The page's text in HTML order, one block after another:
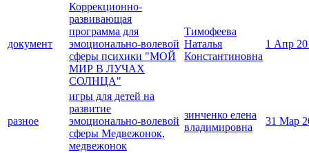
документ
Коррекционно-
развивающая
программа для
эмоционально-волевой
сферы психики "МОЙ
МИР В ЛУЧАХ
СОЛНЦА"
Тимофеева
Наталья
Константиновна
1 Апр
разное
игры для детей на
развитие
эмоционально-волевой
сферы Медвежонок,
медвежонок
зинченко елена
владимировна
31 Мар